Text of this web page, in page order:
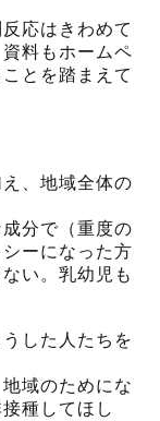
応はきわめて
料もホームペ
とを踏まえて
、地域全体の
分で（重度の
ーになった方
い。乳幼児も
した人たちを
域のためにな
種してほし